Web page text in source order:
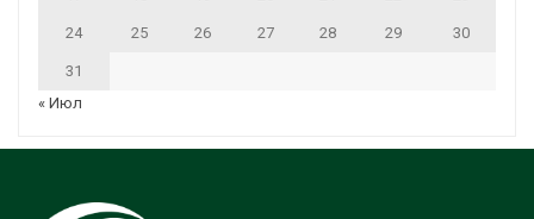
24 25 26 27 28 29 30
31
« Июл